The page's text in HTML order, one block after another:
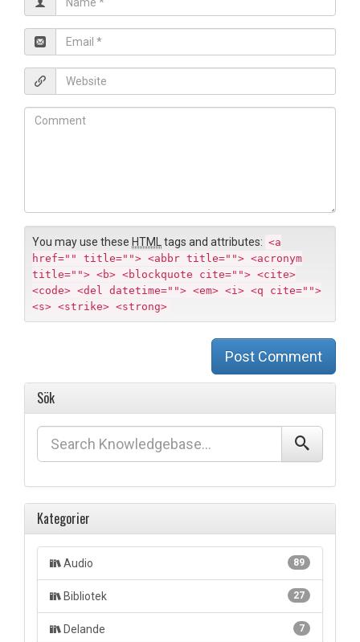
a
*
m
l
e
b
t
You may use these HTML tags and attributes: <a
href="" title=""> <abbr title=""> <acronym
title=""> <b> <blockquote cite=""> <cite>
<code> <del datetime=""> <em> <i> <q cite="">
<s> <strike> <strong>
Post Comment
Sök
Kategorier
89
Audio
27
Bibliotek
7
Delande